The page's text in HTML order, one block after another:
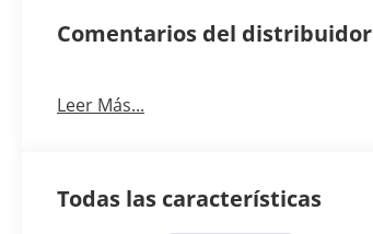
Comentarios del distribuidor
Leer Más...
Todas las características